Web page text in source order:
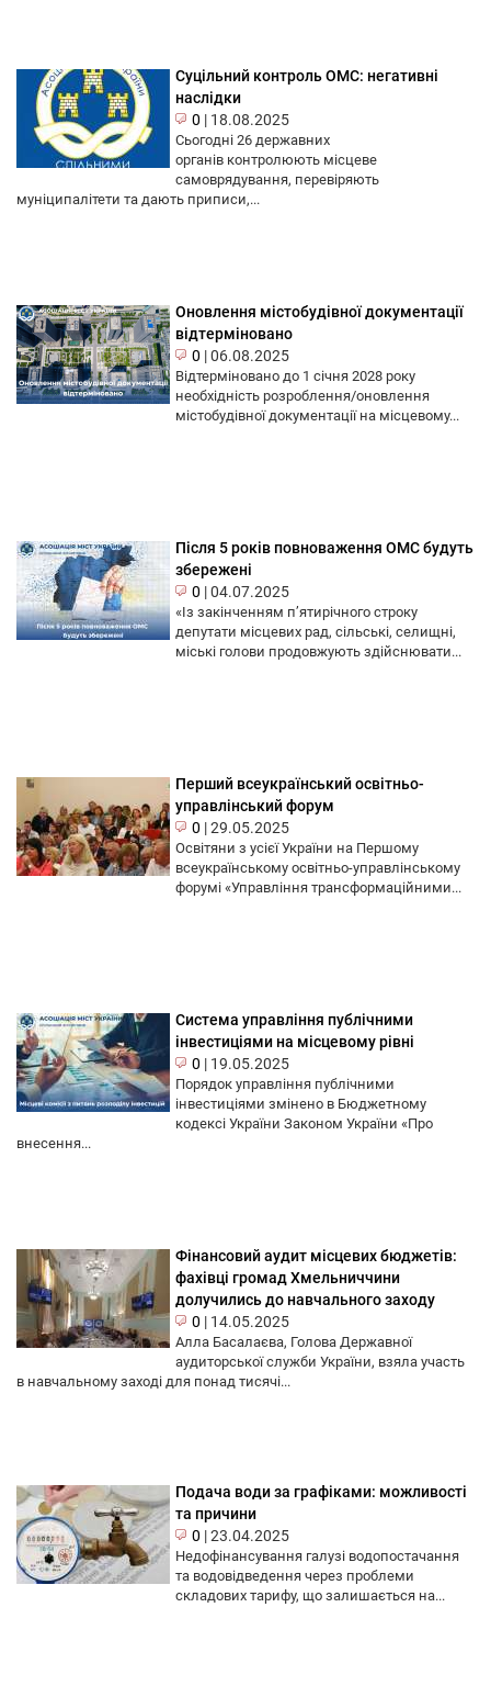
Суцільний контроль ОМС: негативні
наслідки
0 | 18.08.2025
Сьогодні 26 державних
органів контролюють місцеве
самоврядування, перевіряють
муніципалітети та дають приписи,...
Оновлення містобудівної документації
відтерміновано
0 |06.08.2025
Відтерміновано до 1 січня 2028 року
необхідність розроблення/оновлення
містобудівної документації на місцевому...
Після 5 років повноваження ОМС будуть
збережені
0 |04.07.2025
«Із закінченням п’ятирічного строку
депутати місцевих рад, сільські, селищні,
міські голови продовжують здійснювати...
Перший всеукраїнський освітньо-
управлінський форум
0 |29.05.2025
Освітяни з усієї України на Першому
всеукраїнському освітньо-управлінському
форумі «Управління трансформаційними...
Система управління публічними
інвестиціями на місцевому рівні
0 | 19.05.2025
Порядок управління публічними
інвестиціями змінено в Бюджетному
кодексі України Законом України «Про
внесення...
Фінансовий аудит місцевих бюджетів:
фахівці громад Хмельниччини
долучились до навчального заходу
0 | 14.05.2025
Алла Басалаєва, Голова Державної
аудиторської служби України, взяла участь
в навчальному заході для понад тисячі...
Подача води за графіками: можливості
та причини
0 |23.04.2025
Недофінансування галузі водопостачання
та водовідведення через проблеми
складових тарифу, що залишається на...